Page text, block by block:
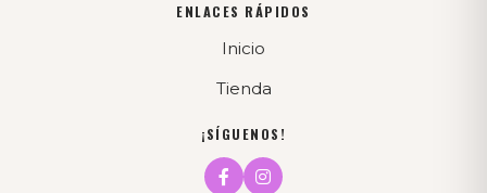
ENLACES RÁPIDOS
Inicio
Tienda
¡SÍGUENOS!